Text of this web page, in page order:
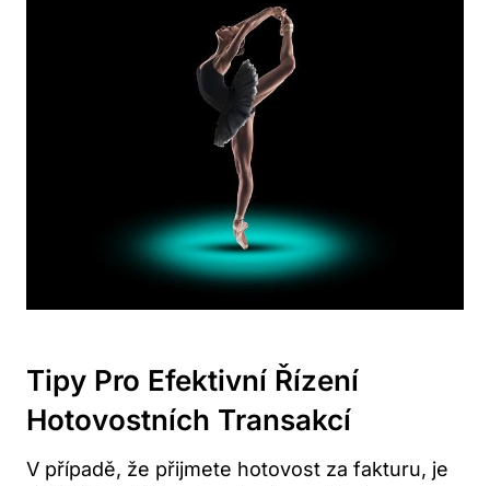
Tipy Pro Efektivní Řízení
Hotovostních Transakcí
V případě, že přijmete hotovost za fakturu, je